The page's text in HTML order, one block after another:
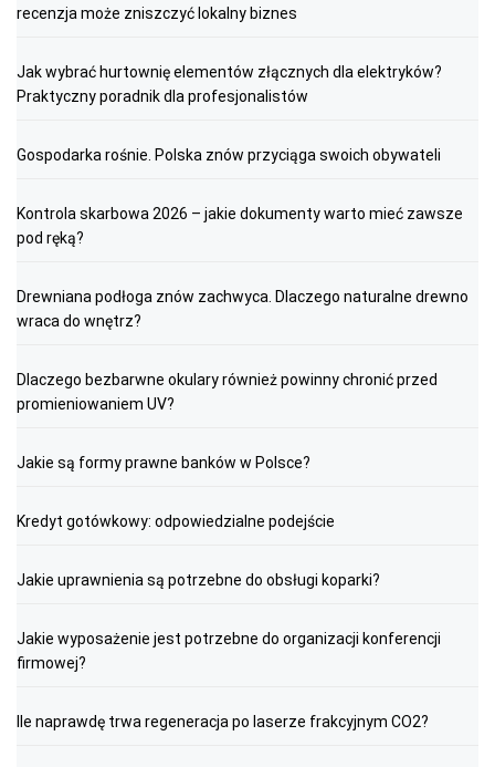
recenzja może zniszczyć lokalny biznes
Jak wybrać hurtownię elementów złącznych dla elektryków?
Praktyczny poradnik dla profesjonalistów
Gospodarka rośnie. Polska znów przyciąga swoich obywateli
Kontrola skarbowa 2026 – jakie dokumenty warto mieć zawsze
pod ręką?
Drewniana podłoga znów zachwyca. Dlaczego naturalne drewno
wraca do wnętrz?
Dlaczego bezbarwne okulary również powinny chronić przed
promieniowaniem UV?
Jakie są formy prawne banków w Polsce?
Kredyt gotówkowy: odpowiedzialne podejście
Jakie uprawnienia są potrzebne do obsługi koparki?
Jakie wyposażenie jest potrzebne do organizacji konferencji
firmowej?
Ile naprawdę trwa regeneracja po laserze frakcyjnym CO2?